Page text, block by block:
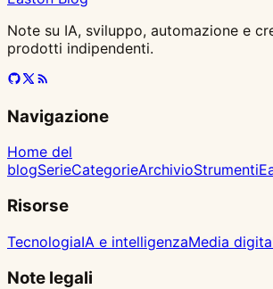
Note su IA, sviluppo, automazione e
prodotti indipendenti.
Navigazione
Home del
blogSerieCategorieArchivioStrumenti
Risorse
TecnologiaIA e intelligenzaMedia
Note legali